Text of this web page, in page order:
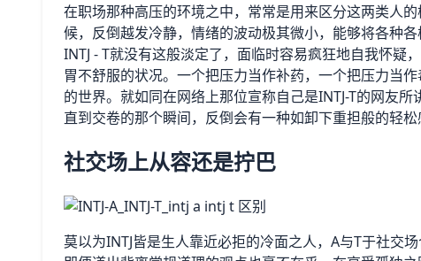
在职场那种高压的环境之中，常常是用来区分这两类人
候，反倒越发冷静，情绪的波动极其微小，能够将各种
INTJ - T就没有这般淡定了，面临时容易疯狂地自我怀疑
胃不舒服的状况。一个把压力当作补药，一个把压力当
的世界。就如同在网络上那位宣称自己是INTJ-T的网友
直到交卷的那个瞬间，反倒会有一种如卸下重担般的轻松
社交场上从容还是拧巴
莫以为INTJ皆是生人靠近必拒的冷面之人，A与T于社交